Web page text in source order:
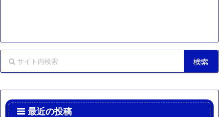
最近の投稿